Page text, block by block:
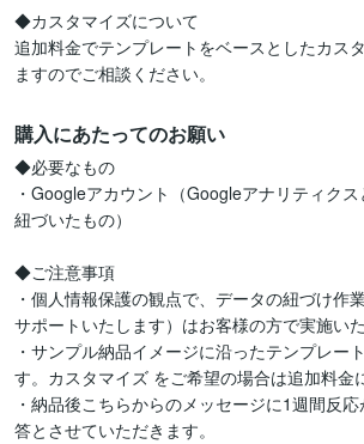
◆カスタマイズについて
追加料金でテンプレートをベースとしたカス
ますのでご相談ください。
購入にあたってのお願い
◆必要なもの
・Googleアカウント（Googleアナリティク
紐づいたもの）
◆ご注意事項
・個人情報保護の観点で、データの紐づけ作
サポートいたします）はお客様の方で実施いた
・サンプル納品イメージに沿ったテンプレー
す。カスタマイズ をご希望の場合は追加料金
・納品後こちらからのメッセージに1週間反
答とさせていただきます。